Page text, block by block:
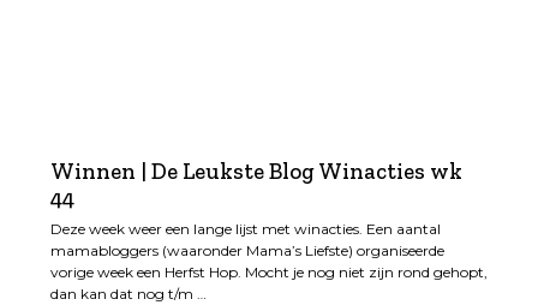
Winnen | De Leukste Blog Winacties wk
44
Deze week weer een lange lijst met winacties. Een aantal
mamabloggers (waaronder Mama’s Liefste) organiseerde
vorige week een Herfst Hop. Mocht je nog niet zijn rond gehopt,
dan kan dat nog t/m …